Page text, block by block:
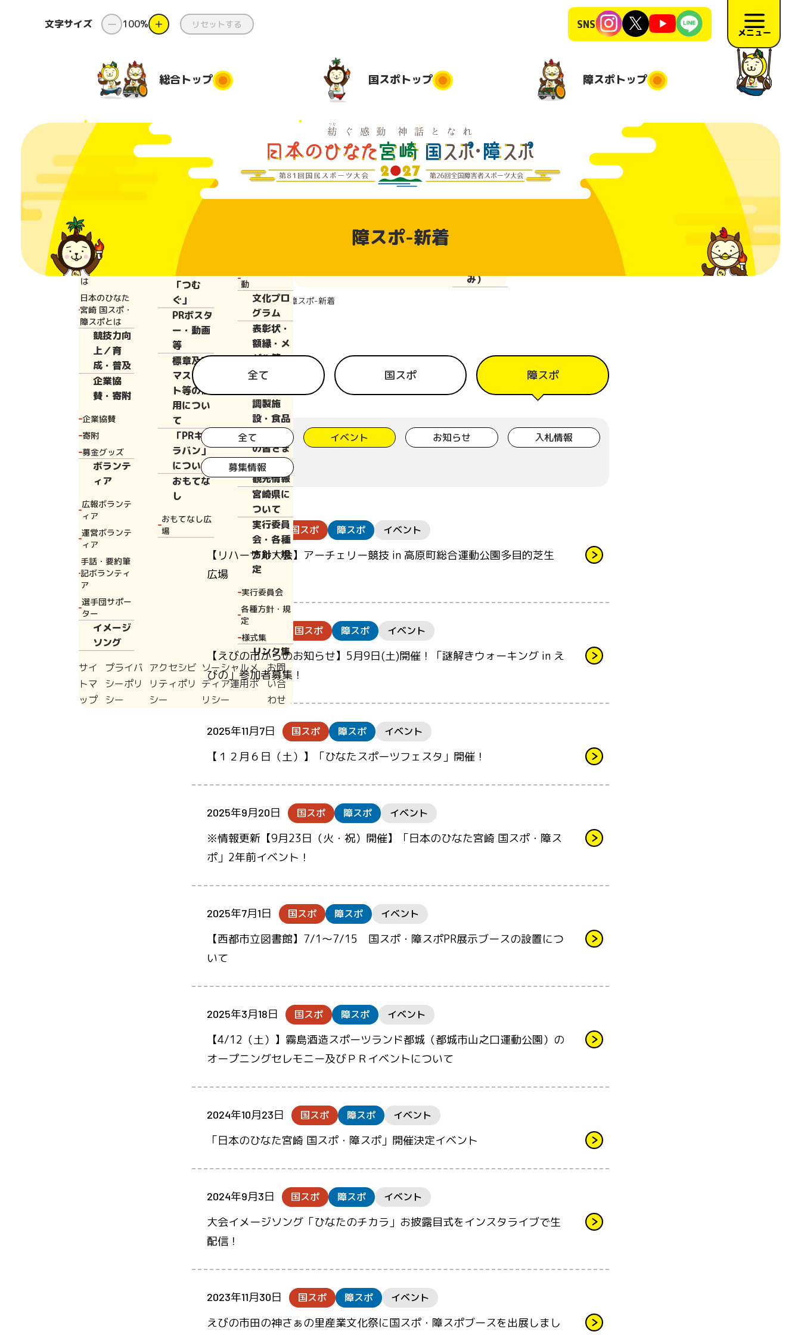
文字サイズ ー 100% ＋ リセットする SNS
メニュー
総合トップ
総合トップ
日本のふるさ
と宮崎国体と
は
日本のひなた
宮崎 国スポ・
障スポとは
競技力向
上／育
成・普及
企業協
賛・寄附
企業協賛
寄附
募金グッズ
ボランテ
ィア
広報ボランテ
ィア
運営ボランテ
ィア
手話・要約筆
記ボランティ
ア
選手団サポー
ター
イメージ
ソング
ダンス
ダンス出前授
コンテスト
番組
広報誌
「つむ
ぐ」
PRポスタ
ー・動画
等
標章及び
マスコッ
ト等の使
用につい
て
「PRキャ
ラバン」
について
おもてな
し
おもてなし広
場
動
文化プロ
グラム
表彰状・
額縁・メ
ダル等
宿泊施
調製施
設・食品
提供施設
の皆さま
へ
観光情報
宮崎県に
ついて
実行委員
会・各種
方針・規
定
実行委員会
各種方針・規
定
様式集
リンク集
サイ
トマ
ップ
プライバ
シーポリ
シー
アクセシビ
リティポリ
シー
ソーシャルメ
ディア運用ポ
リシー
お問
い合
わせ
国スポトップ
国スポトップ
競技会場
ハーサル
大会
み）
障スポトップ
障スポトップ
地
リハーサ
ル大会
障スポ-新着
新着情報 障スポ-新着
全て 国スポ 障スポ
全て イベント お知らせ 入札情報
募集情報
2026年7月8日 国スポ 障スポ イベント
【リハーサル大会】アーチェリー競技 in 高原町総合運動公園多目的芝生
広場
国スポ 障スポ イベント
【えびの市からのお知らせ】5月9日(土)開催！「謎解きウォーキング in え
びの」参加者募集！
2025年11月7日 国スポ 障スポ イベント
【１２月６日（土）】「ひなたスポーツフェスタ」開催！
2025年9月20日 国スポ 障スポ イベント
※情報更新【9月23日（火・祝）開催】「日本のひなた宮崎 国スポ・障ス
ポ」2年前イベント！
2025年7月1日 国スポ 障スポ イベント
【西都市立図書館】7/1～7/15 国スポ・障スポPR展示ブースの設置につ
いて
2025年3月18日 国スポ 障スポ イベント
【4/12（土）】霧島酒造スポーツランド都城（都城市山之口運動公園）の
オープニングセレモニー及びＰＲイベントについて
2024年10月23日 国スポ 障スポ イベント
「日本のひなた宮崎 国スポ・障スポ」開催決定イベント
2024年9月3日 国スポ 障スポ イベント
大会イメージソング「ひなたのチカラ」お披露目式をインスタライブで生
配信！
2023年11月30日 国スポ 障スポ イベント
えびの市田の神さぁの里産業文化祭に国スポ・障スポブースを出展しまし